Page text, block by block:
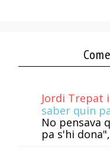
Jordi Trepat
saber quin
No pensava
pa s'hi